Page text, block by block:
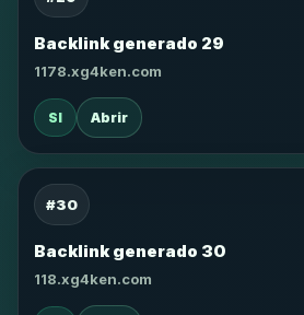
Backlink generado 29
1178.xg4ken.com
SI Abrir
#30
Backlink generado 30
118.xg4ken.com